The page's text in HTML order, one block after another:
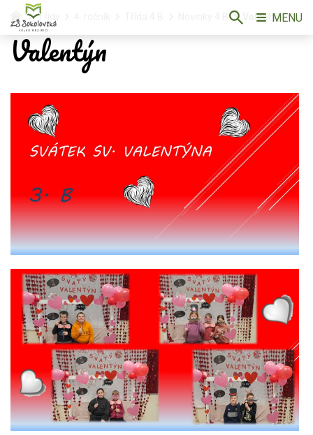
Třídy Valentýn
Valentýn
MENU